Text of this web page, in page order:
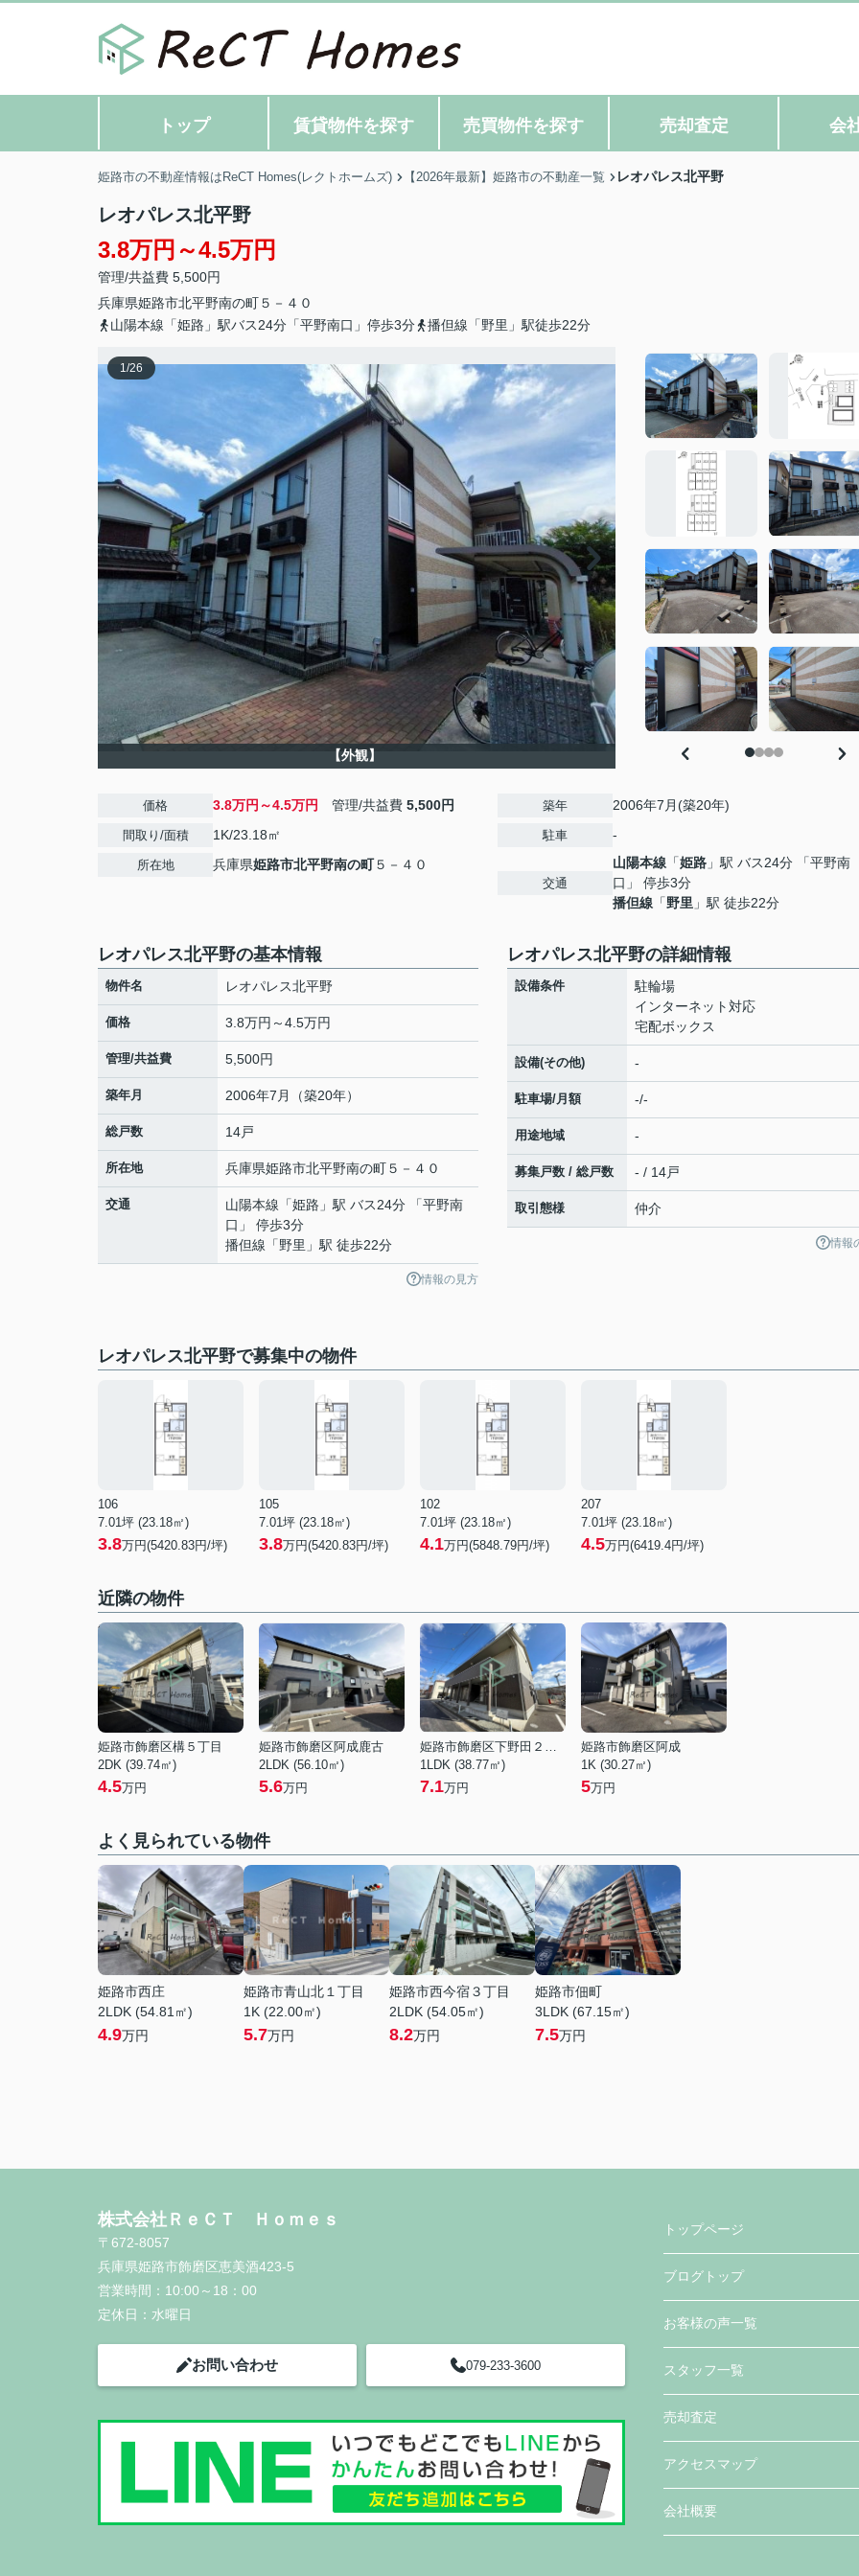
トップ 賃貸物件を探す 売買物件を探す 売却査定 会
姫路市の不動産情報はReCT Homes(レクトホームズ) 【2026年最新】姫路市の不動産一覧 レオパレス北平野
レオパレス北平野
3.8万円～4.5万円
管理/共益費 5,500円
兵庫県姫路市北平野南の町５－４０
山陽本線「姫路」駅バス24分「平野南口」停歩3分
播但線「野里」駅徒歩22分
1/26
【外観】
価格 3.8万円～4.5万円 管理/共益費 5,500円
間取り/面積 1K/23.18㎡
所在地 兵庫県姫路市北平野南の町５－４０
築年 2006年7月(築20年)
駐車 -
交通
山陽本線 「姫路 」駅 バス24分 「平野南
口」 停歩3分
播但線 「野里 」駅 徒歩22分
レオパレス北平野の基本情報
物件名 レオパレス北平野
価格 3.8万円～4.5万円
管理/共益費 5,500円
築年月 2006年7月（築20年）
総戸数 14戸
所在地 兵庫県姫路市北平野南の町５－４０
交通 山陽本線 「姫路 」駅 バス24分 「平野南
口」 停歩3分
播但線 「野里 」駅 徒歩22分
情報の見方
レオパレス北平野の詳細情報
設備条件
駐輪場
インターネット対応
宅配ボックス
設備(その他) -
駐車場/月額 -/-
用途地域 -
募集戸数 / 総戸数 - / 14戸
取引態様 仲介
情報
レオパレス北平野で募集中の物件
106
7.01坪 (23.18㎡)
3.8万円(5420.83円/坪)
105
7.01坪 (23.18㎡)
3.8万円(5420.83円/坪)
102
7.01坪 (23.18㎡)
4.1万円(5848.79円/坪)
207
7.01坪 (23.18㎡)
4.5万円(6419.4円/坪)
近隣の物件
姫路市飾磨区構５丁目
2DK (39.74㎡)
4.5万円
姫路市飾磨区阿成鹿古
2LDK (56.10㎡)
5.6万円
姫路市飾磨区下野田２丁目
1LDK (38.77㎡)
7.1万円
姫路市飾磨区阿成
1K (30.27㎡)
5万円
よく見られている物件
姫路市西庄
2LDK (54.81㎡)
4.9万円
姫路市青山北１丁目
1K (22.00㎡)
5.7万円
姫路市西今宿３丁目
2LDK (54.05㎡)
8.2万円
姫路市佃町
3LDK (67.15㎡)
7.5万円
株式会社ＲｅＣＴ Ｈｏｍｅｓ
〒672-8057
兵庫県姫路市飾磨区恵美酒423-5
営業時間： 10:00～18：00
定休日： 水曜日
お問い合わせ 079-233-3600
トップページ
ブログトップ
お客様の声一覧
スタッフ一覧
売却査定
アクセスマップ
会社概要